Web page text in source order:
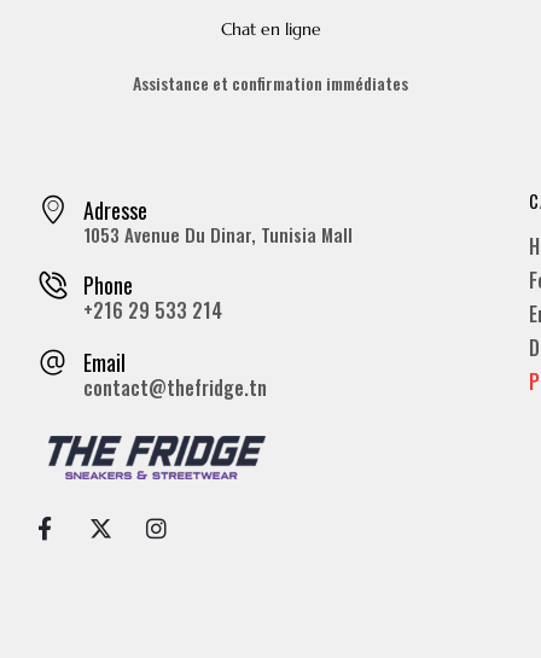
Chat en ligne
Assistance et confirmation immédiates
Adresse
1053 Avenue Du Dinar, Tunisia Mall
Phone
+216 29 533 214
Email
contact@thefridge.tn